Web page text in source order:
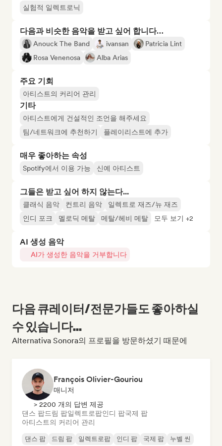
실험적 일렉트로닉
다음과 비슷한 음악을 받고 싶어 합니다…
Anouck The Band ivansan
Patricia Lint
Rosa Venenosa
Alba Arias
주요 기회
아티스트의 커리어 관리
기타
아티스트에게 건설적인 조언을 해주세요
팀/네트워크에 추천하기
플레이리스트에 추가
매우 좋아하는 속성
Spotify에서 이용 가능 신예 아티스트
그들은 받고 싶어 하지 않는다...
클래식 음악 컨트리 음악
일렉트로 재즈/뉴 재즈
인디 포크
멜로딕 메탈 메탈/헤비 메탈 모두 보기 +2
AI 생성 음악
AI가 생성한 음악을 거부합니다
다음 큐레이터/전문가들도 좋아하실
수 있습니다...
Alternativa Sonora의 프로필을 방문하셨기 때문에
François Olivier-Gouriou
매니저
> 2200 개의 답변 제공
댄스 팝드림 팝일렉트로팝인디 팝국제 팝
아티스트의 커리어 관리
댄스 팝 드림 팝 일렉트로팝 인디 팝 국제 팝
누벨 씬